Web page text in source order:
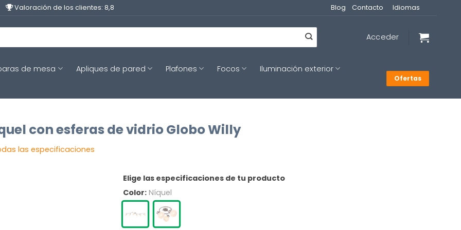
Valoración de los clientes: 8,8 Blog Contacto Idiomas
Acceder
de mesa Apliques de pared Plafones Focos
Iluminación exterior
Ofertas
con esferas de vidrio Globo Willy
las especificaciones
Elige las especificaciones de tu producto
Color: Níquel